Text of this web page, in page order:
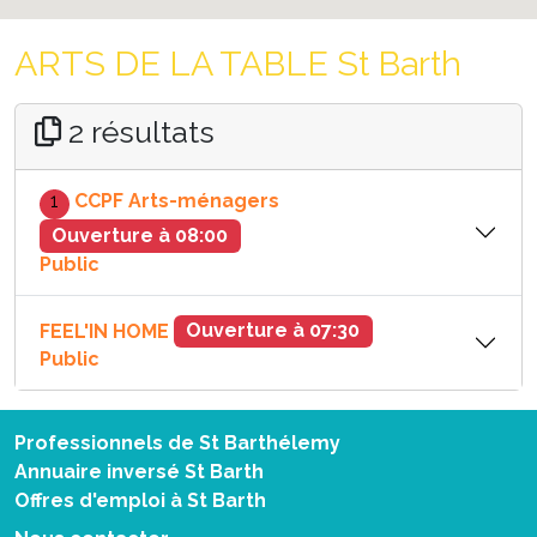
ARTS DE LA TABLE St Barth
2 résultats
1
CCPF Arts-ménagers
Ouverture à 08:00
Public
FEEL'IN HOME
Ouverture à 07:30
Public
Professionnels de St Barthélemy
Annuaire inversé St Barth
Offres d'emploi à St Barth